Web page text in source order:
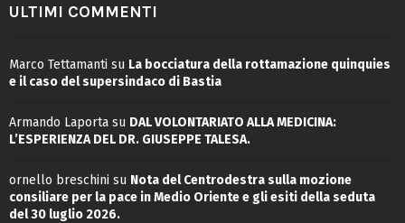
ULTIMI COMMENTI
Marco Tettamanti su La bocciatura della rottamazione quinquies
e il caso del supersindaco di Bastia
Armando Laporta su DAL VOLONTARIATO ALLA MEDICINA:
L’ESPERIENZA DEL DR. GIUSEPPE TALESA.
ornello breschini su Nota del Centrodestra sulla mozione
consiliare per la pace in Medio Oriente e gli esiti della seduta
del 30 luglio 2026.